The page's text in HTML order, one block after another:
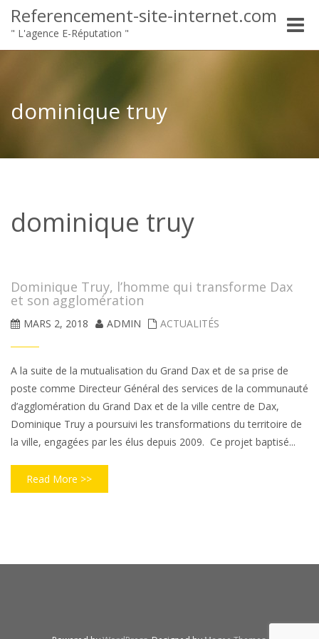
Referencement-site-internet.com
" L'agence E-Réputation "
Toggle
dominique truy
dominique truy
Dominique Truy, l’homme qui transforme Dax
et son agglomération
MARS 2, 2018 ADMIN ACTUALITÉS
A la suite de la mutualisation du Grand Dax et de sa prise de
poste comme Directeur Général des services de la communauté
d’agglomération du Grand Dax et de la ville centre de Dax,
Dominique Truy a poursuivi les transformations du territoire de
la ville, engagées par les élus depuis 2009. Ce projet baptisé...
Read More >>